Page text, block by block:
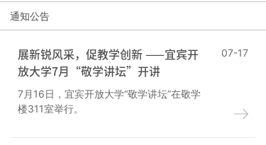
展新锐风采，促教学创新 ——宜宾开
放大学7月“敬学讲坛”开讲
7月16日，宜宾开放大学“敬学讲坛”在敬学
楼311室举行。
07-17
通知公告